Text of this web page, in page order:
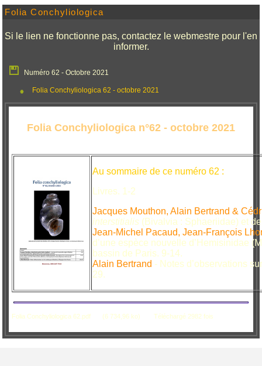
Folia Conchyliologica
Si le lien ne fonctionne pas, contactez le webmestre pour l'en
informer.
Numéro 62 - Octobre 2021
Folia Conchyliologica 62 - octobre 2021
Folia Conchyliologica n°62 - octobre 2021
Au sommaire de ce numéro 62 :
Livres. 1-2
Jacques Mouthon, Alain Bertrand &
interstitialis (Bivalvia : Sphaeriidae) et
Jean-Michel Pacaud, Jean-François
d’une espèce nouvelle d’Hemisinidae
bassin de Paris. 9-14.
Alain Bertrand - Notes d’observations
29.
Folia Conchyliologica 62.pdf (6 734,96 ko) Téléchargé 2982 fois